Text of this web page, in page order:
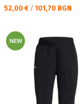
Текуща цена:
52,00 € / 101,70 BGN
NEW